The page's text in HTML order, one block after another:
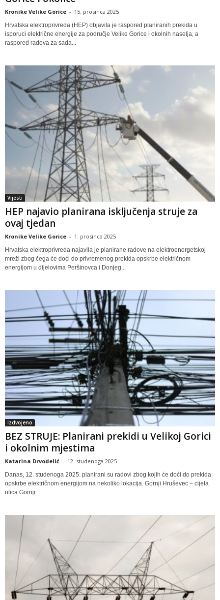
Kronike Velike Gorice - 15. prosinca 2025
Hrvatska elektroprivreda (HEP) objavila je raspored planiranih prekida u
isporuci električne energije za područje Velike Gorice i okolnih naselja, a
raspored radova za sada...
Vijesti
HEP najavio planirana isključenja struje za
ovaj tjedan
Kronike Velike Gorice - 1. prosinca 2025
Hrvatska elektroprivreda najavila je planirane radove na elektroenergetskoj
mreži zbog čega će doći do privremenog prekida opskrbe električnom
energijom u dijelovima Peršinovca i Donjeg...
Izdvojeno
BEZ STRUJE: Planirani prekidi u Velikoj Gorici
i okolnim mjestima
Katarina Drvodelić - 12. studenoga 2025
Danas, 12. studenoga 2025. planirani su radovi zbog kojih će doći do prekida
opskrbe električnom energijom na nekoliko lokacija. Gornji Hruševec – cijela
ulica Gornji...